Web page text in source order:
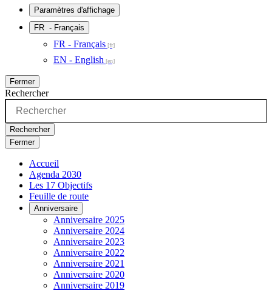
Paramètres d'affichage
FR - Français
FR - Français
EN - English
Fermer
Rechercher
Rechercher
Fermer
Accueil
Agenda 2030
Les 17 Objectifs
Feuille de route
Anniversaire
Anniversaire 2025
Anniversaire 2024
Anniversaire 2023
Anniversaire 2022
Anniversaire 2021
Anniversaire 2020
Anniversaire 2019